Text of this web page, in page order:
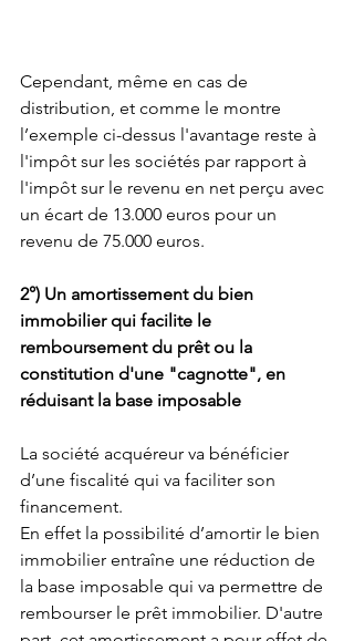
Cependant, même en cas de
distribution, et comme le montre
l’exemple ci-dessus l'avantage reste à
l'impôt sur les sociétés par rapport à
l'impôt sur le revenu en net perçu avec
un écart de 13.000 euros pour un
revenu de 75.000 euros.
2°) Un amortissement du bien
immobilier qui facilite le
remboursement du prêt ou la
constitution d'une "cagnotte", en
réduisant la base imposable
La société acquéreur va bénéficier
d’une fiscalité qui va faciliter son
financement.
En effet la possibilité d’amortir le bien
immobilier entraîne une réduction de
la base imposable qui va permettre de
rembourser le prêt immobilier. D'autre